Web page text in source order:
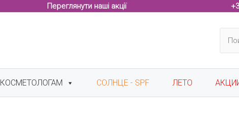
Переглянути наші акції +
КОСМЕТОЛОГАМ СОЛНЦЕ - SPF ЛЕТО